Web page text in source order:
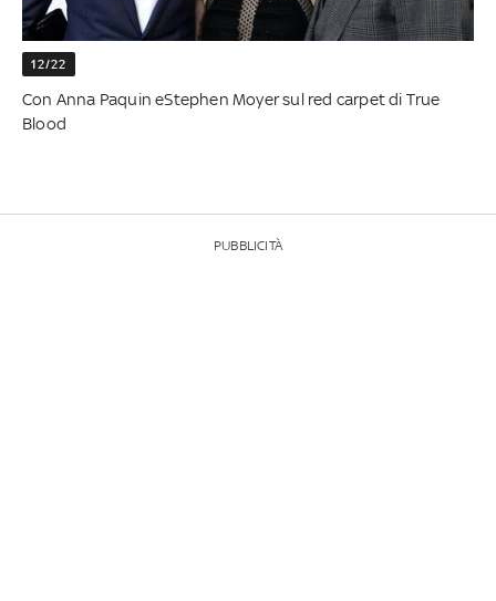
12/22
Con Anna Paquin eStephen Moyer sul red carpet di True
Blood
PUBBLICITÀ